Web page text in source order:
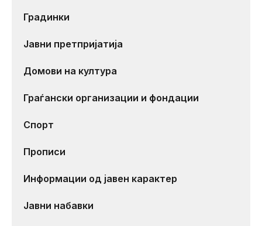
Градинки
Јавни претпријатија
Домови на култура
Граѓански организации и фондации
Спорт
Прописи
Информации од јавен карактер
Јавни набавки